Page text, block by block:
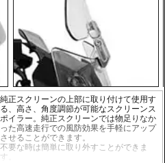
純正スクリーンの上部に取り付けて使用す
る、高さ、角度調節が可能なスクリーンス
ポイラー。純正スクリーンでは物足りなか
った高速走行での風防効果を手軽にアップ
させることができます。
不要な時は簡単に取り外すことができま
す。